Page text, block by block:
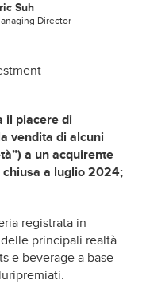
Suh
Director
il piacere di
vendita di alcuni
a un acquirente
chiusa a luglio 2024;
registrata in
principali realtà
e beverage a base